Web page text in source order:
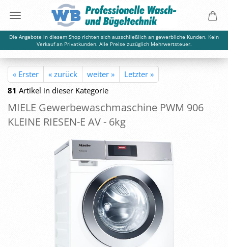
Die Angebote in diesem Shop richten sich ausschließlich an gewerbliche Kunden. Kein
Verkauf an Privatkunden. Alle Preise zuzüglich Mehrwertsteuer.
« Erster « zurück weiter »
Letzter »
81 Artikel in dieser Kategorie
MIELE Ge­wer­be­wasch­ma­schi­ne PWM 906
KLEI­NE RIESEN-​E AV - 6kg